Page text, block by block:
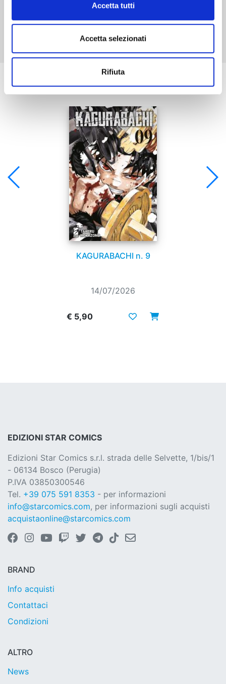
Accetta tutti
Accetta selezionati
Rifiuta
Mostra tutto
Se ti è piaciuto prova anche:
KAGURABACHI n. 9
14/07/2026
€ 5,90
EDIZIONI STAR COMICS
Edizioni Star Comics s.r.l. strada delle Selvette, 1/bis/1
- 06134 Bosco (Perugia)
P.IVA 03850300546
Tel. +39 075 591 8353 - per informazioni
info@starcomics.com, per informazioni sugli acquisti
acquistaonline@starcomics.com
BRAND
Info acquisti
Contattaci
Condizioni
ALTRO
News